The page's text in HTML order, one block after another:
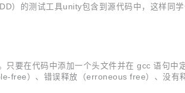
）的测试工具unity包含到源代码中，这样同
要在代码中添加一个头文件并在 gcc 语句中
free）、错误释放（erroneous free）、没